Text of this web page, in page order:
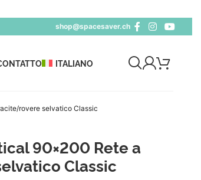
shop@spacesaver.ch
ITALIANO
rovere selvatico Classic
90×200 Rete a
Classic